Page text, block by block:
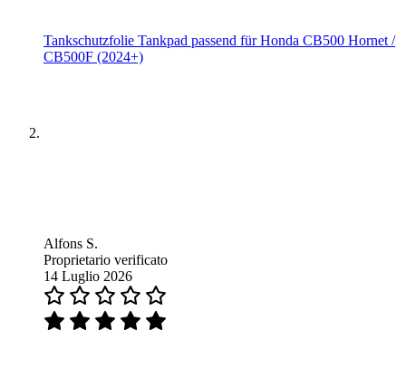
Tankschutzfolie Tankpad passend für Honda CB500 Hornet /
CB500F (2024+)
Alfons S.
Proprietario verificato
14 Luglio 2026